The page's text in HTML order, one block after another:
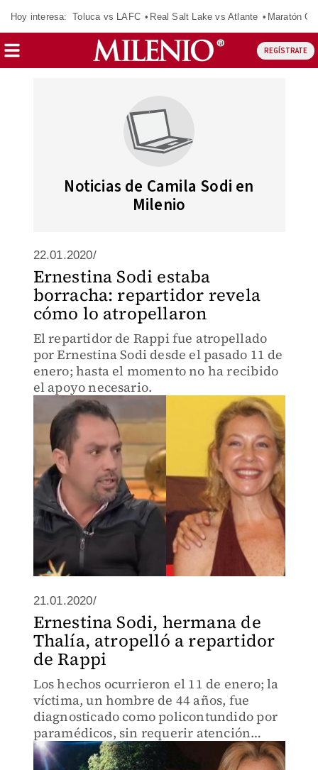
Hoy interesa: Toluca vs LAFC Real Salt Lake vs Atlante Maratón
REGÍSTRATE
Noticias de Camila Sodi en
Milenio
22.01.2020/
Ernestina Sodi estaba
borracha: repartidor revela
cómo lo atropellaron
El repartidor de Rappi fue atropellado
por Ernestina Sodi desde el pasado 11 de
enero; hasta el momento no ha recibido
el apoyo necesario.
21.01.2020/
Ernestina Sodi, hermana de
Thalía, atropelló a repartidor
de Rappi
Los hechos ocurrieron el 11 de enero; la
víctima, un hombre de 44 años, fue
diagnosticado como policontundido por
paramédicos, sin requerir atención
hospitalaria.